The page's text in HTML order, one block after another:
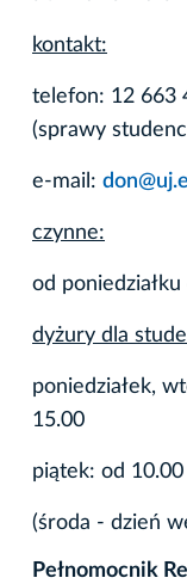
kontakt:
telefon: 12 663
(sprawy
e-mail:
czynne:
od
dyżury dla
poniedziałek,
15.00
piątek: od
(środa - dzień
Pełnomocnik